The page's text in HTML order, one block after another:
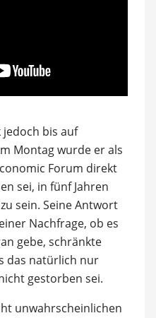
jedoch bis auf
Montag wurde er als
Forum direkt
sei, in fünf Jahren
sein. Seine Antwort
Nachfrage, ob es
gebe, schränkte
das natürlich nur
gestorben sei.
unwahrscheinlichen